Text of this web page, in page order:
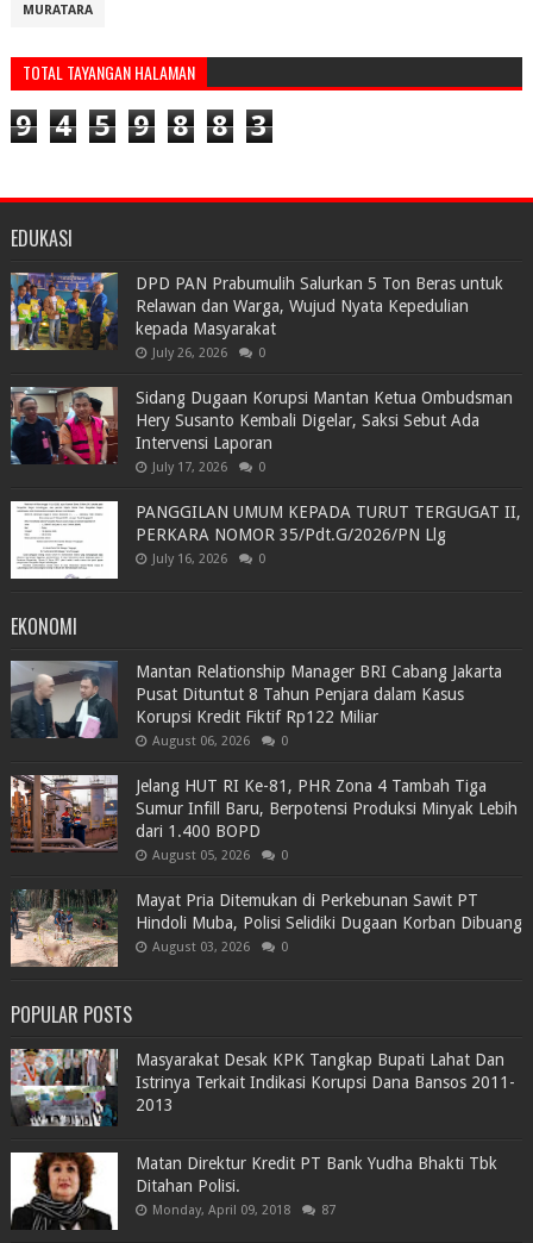
MURATARA
TOTAL TAYANGAN HALAMAN
9 4 5 9 8 8 3
EDUKASI
DPD PAN Prabumulih Salurkan 5 Ton Beras untuk
Relawan dan Warga, Wujud Nyata Kepedulian
kepada Masyarakat
July 26, 2026 0
Sidang Dugaan Korupsi Mantan Ketua Ombudsman
Hery Susanto Kembali Digelar, Saksi Sebut Ada
Intervensi Laporan
July 17, 2026 0
PANGGILAN UMUM KEPADA TURUT TERGUGAT II,
PERKARA NOMOR 35/Pdt.G/2026/PN Llg
July 16, 2026 0
EKONOMI
Mantan Relationship Manager BRI Cabang Jakarta
Pusat Dituntut 8 Tahun Penjara dalam Kasus
Korupsi Kredit Fiktif Rp122 Miliar
August 06, 2026 0
Jelang HUT RI Ke-81, PHR Zona 4 Tambah Tiga
Sumur Infill Baru, Berpotensi Produksi Minyak Lebih
dari 1.400 BOPD
August 05, 2026 0
Mayat Pria Ditemukan di Perkebunan Sawit PT
Hindoli Muba, Polisi Selidiki Dugaan Korban Dibuang
August 03, 2026 0
POPULAR POSTS
Masyarakat Desak KPK Tangkap Bupati Lahat Dan
Istrinya Terkait Indikasi Korupsi Dana Bansos 2011-
2013
Matan Direktur Kredit PT Bank Yudha Bhakti Tbk
Ditahan Polisi.
Monday, April 09, 2018 87